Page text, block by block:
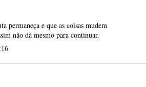
permaneça e que as coisas mudem
não dá mesmo para continuar.